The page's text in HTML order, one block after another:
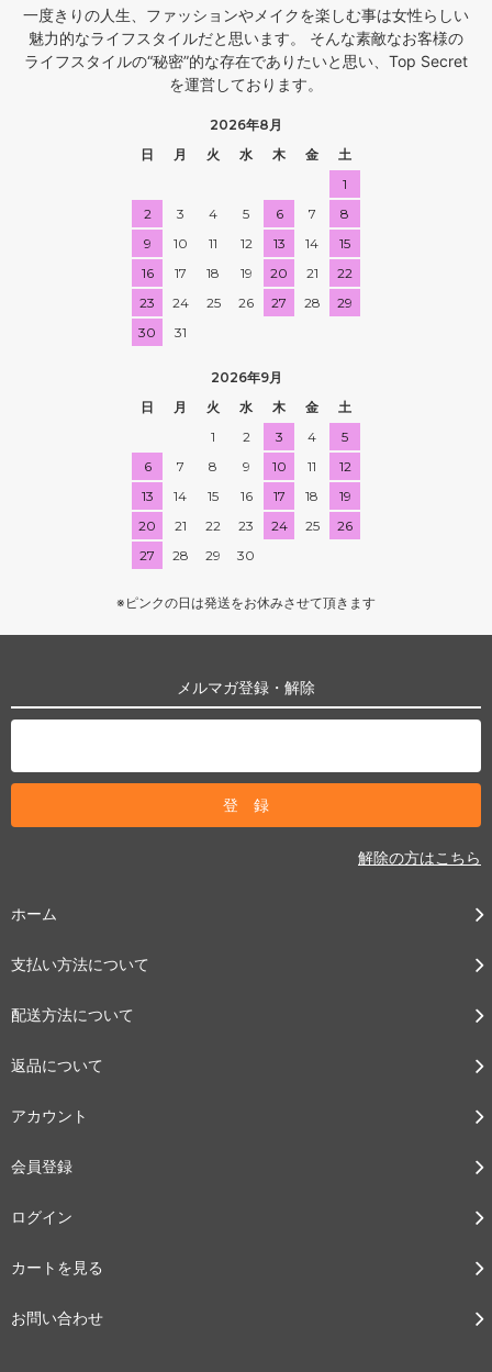
一度きりの人生、ファッションやメイクを楽しむ事は女性らしい
魅力的なライフスタイルだと思います。 そんな素敵なお客様の
ライフスタイルの“秘密”的な存在でありたいと思い、Top Secret
を運営しております。
2026年8月
日
月 火 水 木 金
土
1
2
3 4 5 6 7
8
9
10 11 12 13 14
15
16
17 18 19 20 21
22
23
24 25 26 27 28
29
30
31
2026年9月
日
月 火 水 木 金
土
1
2 3 4
5
6
7 8 9 10 11
12
13
14 15 16 17 18
19
20
21 22 23 24 25
26
27
28 29 30
※ピンクの日は発送をお休みさせて頂きます
メルマガ登録・解除
解除の方はこちら
ホーム
支払い方法について
配送方法について
返品について
アカウント
会員登録
ログイン
カートを見る
お問い合わせ